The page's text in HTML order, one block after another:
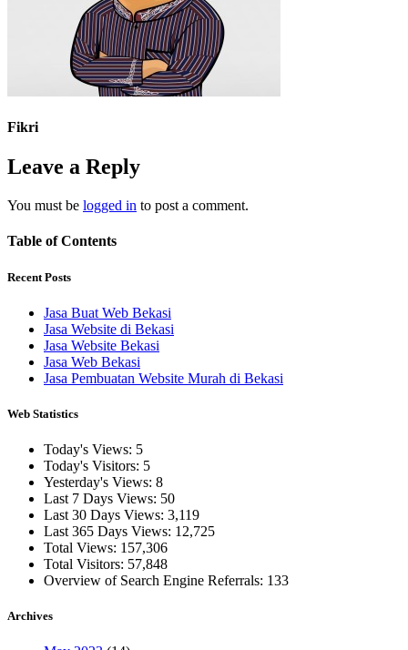
Fikri
Leave a Reply
You must be logged in to post a comment.
Table of Contents
Recent Posts
Jasa Buat Web Bekasi
Jasa Website di Bekasi
Jasa Website Bekasi
Jasa Web Bekasi
Jasa Pembuatan Website Murah di Bekasi
Web Statistics
Today's Views: 5
Today's Visitors: 5
Yesterday's Views: 8
Last 7 Days Views: 50
Last 30 Days Views: 3,119
Last 365 Days Views: 12,725
Total Views: 157,306
Total Visitors: 57,848
Overview of Search Engine Referrals: 133
Archives